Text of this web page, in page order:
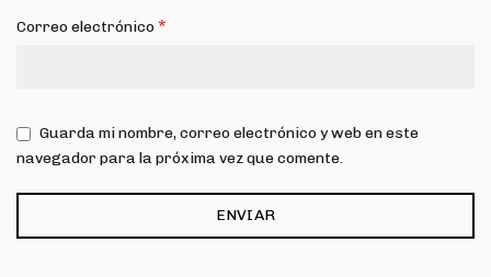
Correo electrónico*
Guarda mi nombre, correo electrónico y web en este
navegador para la próxima vez que comente.